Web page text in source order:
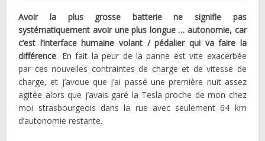
Avoir la plus grosse batterie ne signifie pas
systématiquement avoir une plus longue … autonomie, car
c’est l’interface humaine volant / pédalier qui va faire la
différence. En fait la peur de la panne est vite exacerbée
par ces nouvelles contraintes de charge et de vitesse de
charge, et j’avoue que j’ai passé une première nuit assez
agitée alors que j’avais garé la Tesla proche de mon chez
moi strasbourgeois dans la rue avec seulement 64 km
d’autonomie restante.